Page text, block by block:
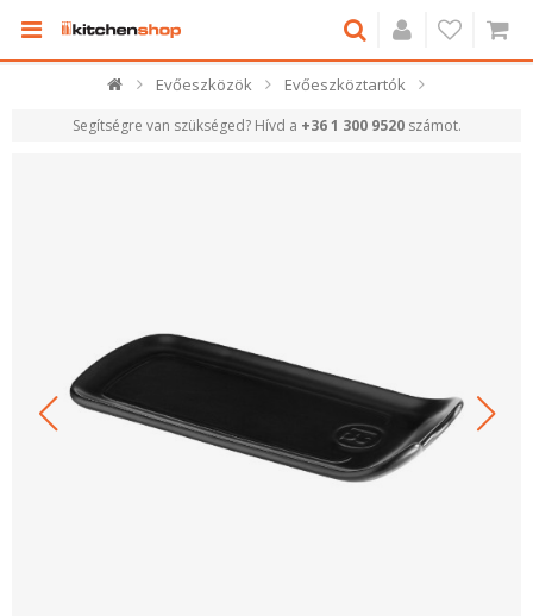
Evőeszközök Evőeszköztartók
Segítségre van szükséged? Hívd a +36 1 300 9520számot.